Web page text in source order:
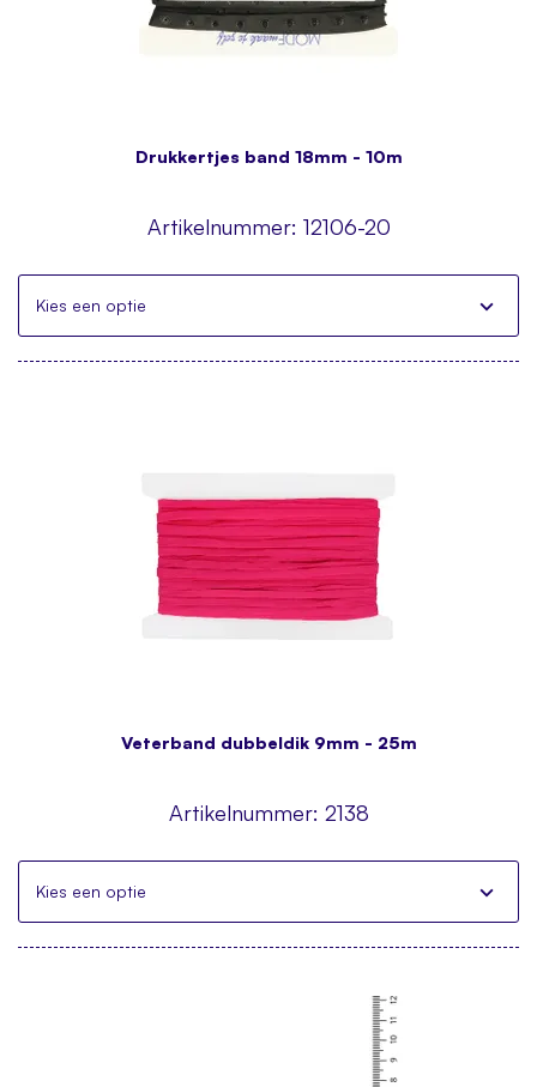
Drukkertjes band 18mm - 10m
Artikelnummer: 12106-20
Kies een optie
Veterband dubbeldik 9mm - 25m
Artikelnummer: 2138
Kies een optie